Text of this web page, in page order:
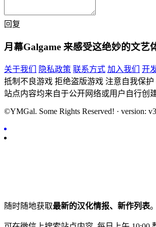
回复
月幕Galgame 来感受这绝妙的文
关于我们 隐私政策 联系方式 加入我们
开
抵制不良游戏 拒绝盗版游戏 注意自我保
站点内容均来自于公开网络或用户自行创
©YMGal. Some Rights Reserved! · version:
随时随地获取最新的汉化情报、新作列表。